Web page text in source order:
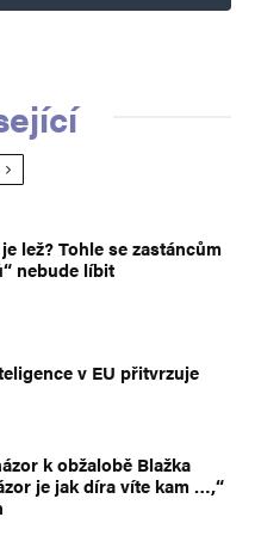
lež? Tohle se zastáncům
nebude líbit
v EU přitvrzuje
k obžalobě Blažka
je jak díra víte kam …,“